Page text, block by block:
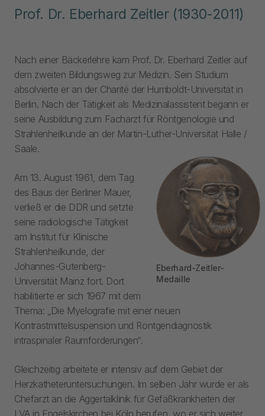
Prof. Dr. Eberhard Zeitler (1930-2011)
Nach einer Bäckerlehre kam Prof. Dr. Eberhard Zeitler auf
dem zweiten Bildungsweg zur Medizin. Sein Studium
absolvierte er an der Charité der Humboldt-Universität in
Berlin. Nach der Tätigkeit als Medizinalassistent begann er
seine Ausbildung zum Facharzt für Röntgenologie und
Strahlenheilkunde an der Martin-Luther-Universität Halle /
Saale.
Eberhard-Zeitler-
Medaille
Am 13. August 1961, dem Tag
des Baus der Berliner Mauer,
verließ er die DDR und setzte
seine radiologische Tätigkeit
am Institut für Klinische
Strahlenheilkunde, der
Johannes-Gutenberg-
Universität Mainz fort. Dort
habilitierte er sich 1967 mit dem
Thema: „Die Myelografie mit einer neuen
Kontrastmittelsuspension und Röntgendiagnostik
intraspinaler Raumforderungen“.
Gleichzeitig arbeitete er intensiv auf dem Gebiet der
Herzkatheteruntersuchungen. Im selben Jahr wurde er als
Chefarzt an die Aggertalklinik für Gefäßkrankheiten der
LVA in Engelskirchen bei Köln berufen, wo er sich weiter